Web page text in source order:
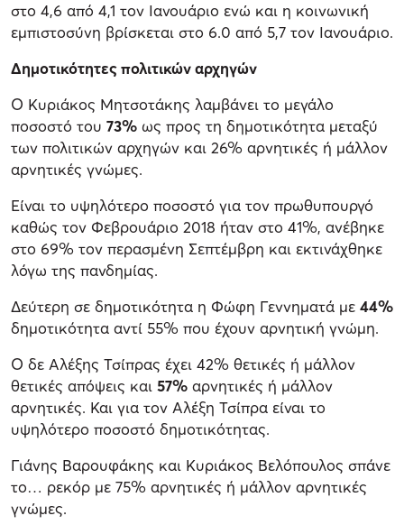
στο 4,6 από 4,1 τον Ιανουάριο ενώ και η κοινωνική
εμπιστοσύνη βρίσκεται στο 6.0 από 5,7 τον Ιανουάριο.
Δημοτικότητες πολιτικών αρχηγών
Ο Κυριάκος Μητσοτάκης λαμβάνει το μεγάλο
ποσοστό του 73% ως προς τη δημοτικότητα μεταξύ
των πολιτικών αρχηγών και 26% αρνητικές ή μάλλον
αρνητικές γνώμες.
Είναι το υψηλότερο ποσοστό για τον πρωθυπουργό
καθώς τον Φεβρουάριο 2018 ήταν στο 41%, ανέβηκε
στο 69% τον περασμένη Σεπτέμβρη και εκτινάχθηκε
λόγω της πανδημίας.
Δεύτερη σε δημοτικότητα η Φώφη Γεννηματά με 44%
δημοτικότητα αντί 55% που έχουν αρνητική γνώμη.
Ο δε Αλέξης Τσίπρας έχει 42% θετικές ή μάλλον
θετικές απόψεις και 57% αρνητικές ή μάλλον
αρνητικές. Και για τον Αλέξη Τσίπρα είναι το
υψηλότερο ποσοστό δημοτικότητας.
Γιάνης Βαρουφάκης και Κυριάκος Βελόπουλος σπάνε
το… ρεκόρ με 75% αρνητικές ή μάλλον αρνητικές
γνώμες.